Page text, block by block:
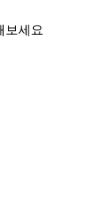
보세요